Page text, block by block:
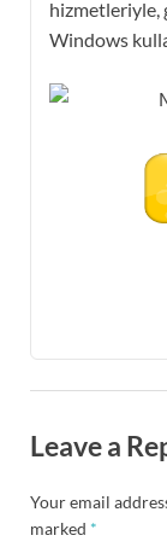
hizmetleriyle,
Windows
Leave a
Your email
marked *